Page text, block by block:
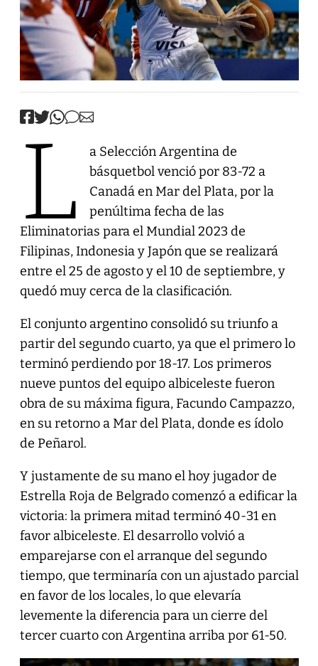
L
a Selección Argentina de
básquetbol venció por 83-72 a
Canadá en Mar del Plata, por la
penúltima fecha de las
Eliminatorias para el Mundial 2023 de
Filipinas, Indonesia y Japón que se realizará
entre el 25 de agosto y el 10 de septiembre, y
quedó muy cerca de la clasificación.
El conjunto argentino consolidó su triunfo a
partir del segundo cuarto, ya que el primero lo
terminó perdiendo por 18-17. Los primeros
nueve puntos del equipo albiceleste fueron
obra de su máxima figura, Facundo Campazzo,
en su retorno a Mar del Plata, donde es ídolo
de Peñarol.
Y justamente de su mano el hoy jugador de
Estrella Roja de Belgrado comenzó a edificar la
victoria: la primera mitad terminó 40-31 en
favor albiceleste. El desarrollo volvió a
emparejarse con el arranque del segundo
tiempo, que terminaría con un ajustado parcial
en favor de los locales, lo que elevaría
levemente la diferencia para un cierre del
tercer cuarto con Argentina arriba por 61-50.